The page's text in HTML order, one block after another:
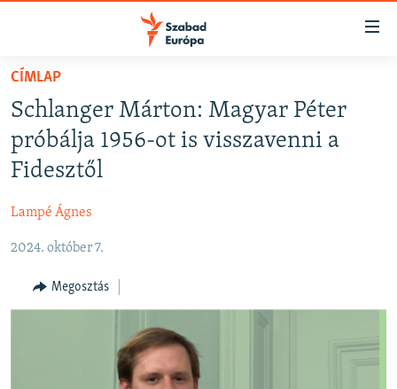
Akadálymentes
Ugrás
fő
oldalra
Ugrás
tartalomjegyzékre
Ugrás
NAPIRENDEN
AKTUÁLIS
PODCASTOK
ELEMZŐ
NER15
SZABADON
A PÉNZ NYOMÁBAN
CÍMLAP
Schlanger Márton: Magyar Péter
próbálja 1956-ot is visszavenni a
Fidesztől
Lampé Ágnes
2024. október 7.
Megosztás